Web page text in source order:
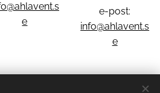
e
e-post:
info@ahlavent.s
e